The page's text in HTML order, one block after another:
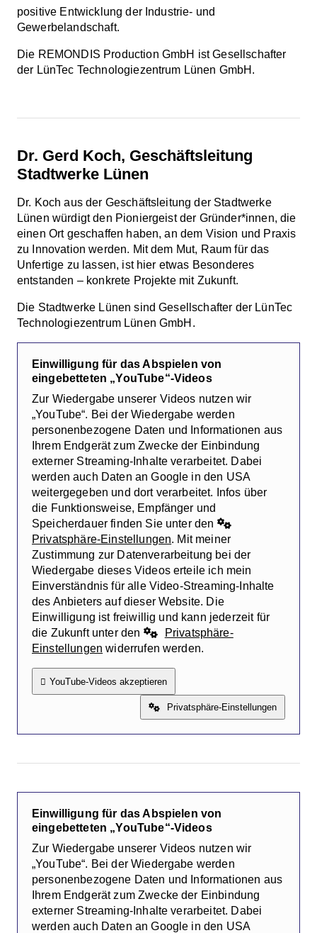
positive Entwicklung der Industrie- und
Gewerbelandschaft.
Die REMONDIS Production GmbH ist Gesellschafter
der LünTec Technologiezentrum Lünen GmbH.
Dr. Gerd Koch, Geschäftsleitung
Stadtwerke Lünen
Dr. Koch aus der Geschäftsleitung der Stadtwerke
Lünen würdigt den Pioniergeist der Gründer*innen, die
einen Ort geschaffen haben, an dem Vision und Praxis
zu Innovation werden. Mit dem Mut, Raum für das
Unfertige zu lassen, ist hier etwas Besonderes
entstanden – konkrete Projekte mit Zukunft.
Die Stadtwerke Lünen sind Gesellschafter der LünTec
Technologiezentrum Lünen GmbH.
Einwilligung für das Abspielen von
eingebetteten „YouTube“-Videos
Zur Wiedergabe unserer Videos nutzen wir
„YouTube“. Bei der Wiedergabe werden
personenbezogene Daten und Informationen aus
Ihrem Endgerät zum Zwecke der Einbindung
externer Streaming-Inhalte verarbeitet. Dabei
werden auch Daten an Google in den USA
weitergegeben und dort verarbeitet. Infos über
die Funktionsweise, Empfänger und
Speicherdauer finden Sie unter den
Privatsphäre-Einstellungen. Mit meiner
Zustimmung zur Datenverarbeitung bei der
Wiedergabe dieses Videos erteile ich mein
Einverständnis für alle Video-Streaming-Inhalte
des Anbieters auf dieser Website. Die
Einwilligung ist freiwillig und kann jederzeit für
die Zukunft unter den
Privatsphäre-
Einstellungen widerrufen werden.
YouTube-Videos akzeptieren
Privatsphäre-Einstellungen
Einwilligung für das Abspielen von
eingebetteten „YouTube“-Videos
Zur Wiedergabe unserer Videos nutzen wir
„YouTube“. Bei der Wiedergabe werden
personenbezogene Daten und Informationen aus
Ihrem Endgerät zum Zwecke der Einbindung
externer Streaming-Inhalte verarbeitet. Dabei
werden auch Daten an Google in den USA